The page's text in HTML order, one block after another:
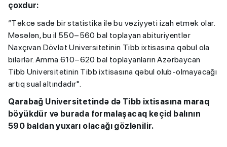
çoxdur:
“Təkcə sadə bir statistika ilə bu vəziyyəti izah etmək olar.
Məsələn, bu il 550–560 bal toplayan abituriyentlər
Naxçıvan Dövlət Universitetinin Tibb ixtisasına qəbul ola
bilərlər. Amma 610–620 bal toplayanların Azərbaycan
Tibb Universitetinin Tibb ixtisasına qəbul olub-olmayacağı
artıq sual altındadır".
Qarabağ Universitetində də Tibb ixtisasına maraq
böyükdür və burada formalaşacaq keçid balının
590 baldan yuxarı olacağı gözlənilir.